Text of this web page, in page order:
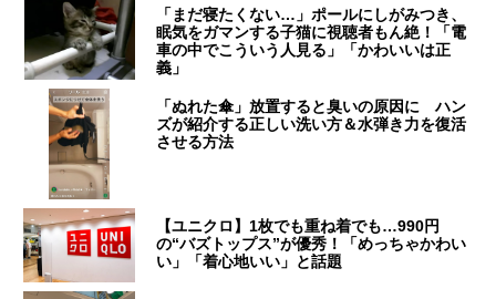
「まだ寝たくない…」ポールにしがみつき、
眠気をガマンする子猫に視聴者もん絶！「電
車の中でこういう人見る」「かわいいは正
義」
「ぬれた傘」放置すると臭いの原因に ハン
ズが紹介する正しい洗い方＆水弾き力を復活
させる方法
【ユニクロ】1枚でも重ね着でも…990円
の“バズトップス”が優秀！「めっちゃかわい
い」「着心地いい」と話題